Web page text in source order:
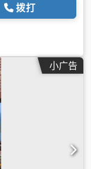
拨打
小广告